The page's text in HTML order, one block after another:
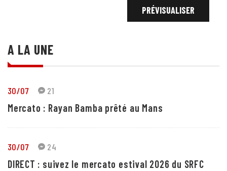
A LA UNE
30/07 21
Mercato : Rayan Bamba prêté au Mans
30/07 24
DIRECT : suivez le mercato estival 2026 du SRFC